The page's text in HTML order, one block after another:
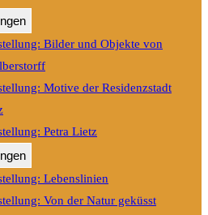
panel.
Bilder und Objekte von
Motive der Residenzstadt
Petra Lietz
Lebenslinien
Von der Natur geküsst